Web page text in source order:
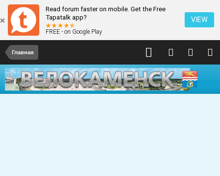
Read forum faster on mobile. Get the Free
Tapatalk app?
FREE - on Google Play
VIEW
Главная